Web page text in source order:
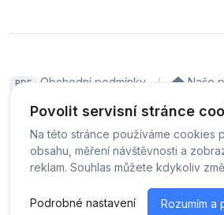
Povolit servisní stránce
Na této stránce používáme cookies
obsahu, měření návštěvnosti a
reklam. Souhlas můžete kdykoliv
Podrobné nastavení Rozumím a
PDF Obchodní podmínky
Naše
Čeština
© Servis iPhoneLab - 2026 - Všechna
Změnit preference cookies